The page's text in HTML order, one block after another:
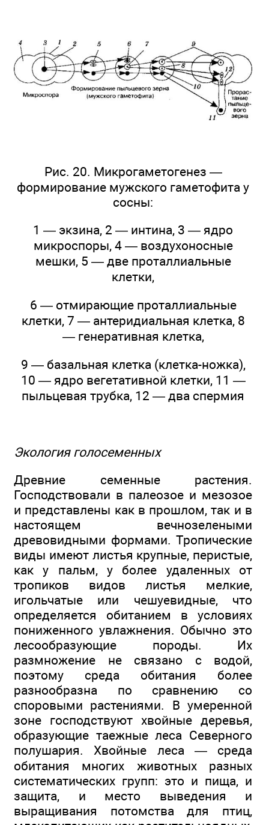
Рис. 20. Микрогаметогенез —
формирование мужского гаметофита у
сосны:
1 — экзина, 2 — интина, 3 — ядро
микроспоры, 4 — воздухоносные
мешки, 5 — две проталлиальные
клетки,
6 — отмирающие проталлиальные
клетки, 7 — антеридиальная клетка, 8
— генеративная клетка,
9 — базальная клетка (клетка-ножка),
10 — ядро вегетативной клетки, 11 —
пыльцевая трубка, 12 — два спермия
Экология голосеменных
Древние семенные растения.
Господствовали в палеозое и мезозое
и представлены как в прошлом, так и в
настоящем вечнозелеными
древовидными формами. Тропические
виды имеют листья крупные, перистые,
как у пальм, у более удаленных от
тропиков видов листья мелкие,
игольчатые или чешуевидные, что
определяется обитанием в условиях
пониженного увлажнения. Обычно это
лесообразующие породы. Их
размножение не связано с водой,
поэтому среда обитания более
разнообразна по сравнению со
споровыми растениями. В умеренной
зоне господствуют хвойные деревья,
образующие таежные леса Северного
полушария. Хвойные леса — среда
обитания многих животных разных
систематических групп: это и пища, и
защита, и место выведения и
выращивания потомства для птиц,